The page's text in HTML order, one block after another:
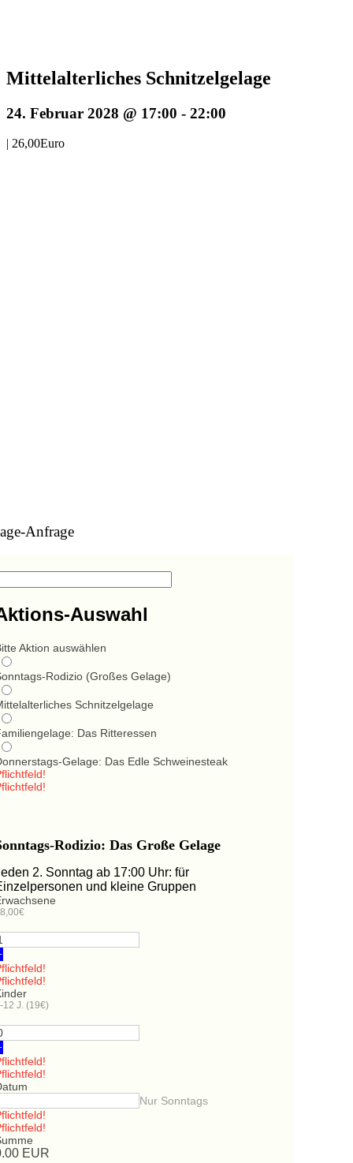
Mittelalterliches Schnitzelgelage
24. Februar 2028 @ 17:00 - 22:00
| 26,00Euro
Anfrage
Auswahl
Aktion auswählen
Rodizio (Großes Gelage)
Schnitzelgelage
Das Ritteressen
Gelage: Das Edle Schweinesteak
Rodizio: Das Große Gelage
2. Sonntag ab 17:00 Uhr: für
und kleine Gruppen
12 J. (19€)
Nur Sonntags
EUR